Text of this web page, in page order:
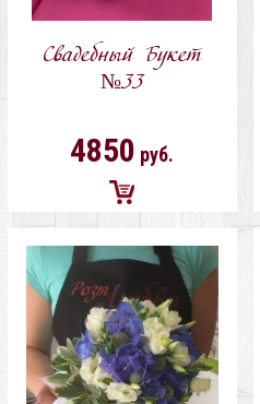
Свадебный Букет
№33
4850 руб.
Добавить
в
корзину